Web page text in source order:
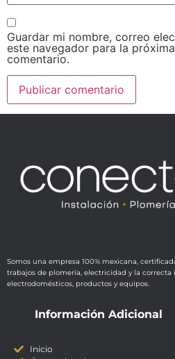
Guardar mi nombre, correo
este navegador para la
comentario.
Somos una empresa 100% mexicana,
trabajos de plomería, electricidad y la
electrodomésticos, productos y equipos.
Información Adicional
Inicio